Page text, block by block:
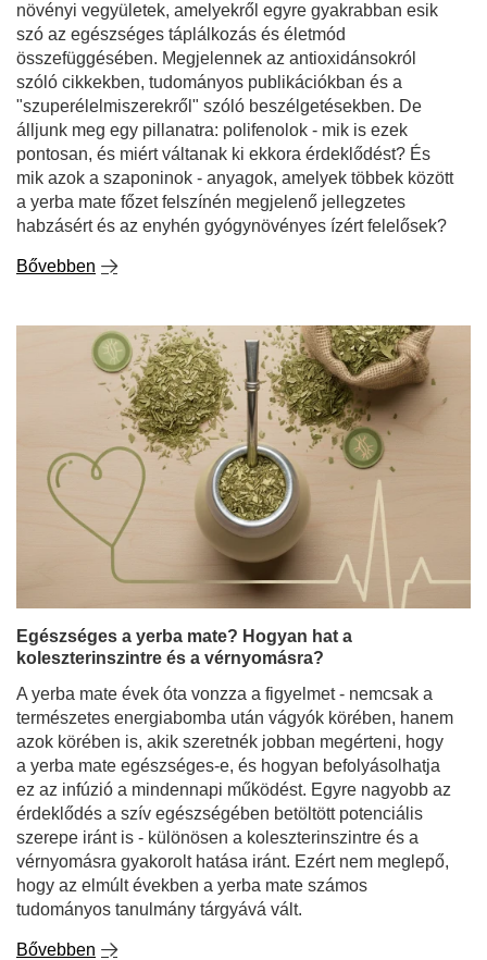
növényi vegyületek, amelyekről egyre gyakrabban esik
szó az egészséges táplálkozás és életmód
összefüggésében. Megjelennek az antioxidánsokról
szóló cikkekben, tudományos publikációkban és a
"szuperélelmiszerekről" szóló beszélgetésekben. De
álljunk meg egy pillanatra: polifenolok - mik is ezek
pontosan, és miért váltanak ki ekkora érdeklődést? És
mik azok a szaponinok - anyagok, amelyek többek között
a yerba mate főzet felszínén megjelenő jellegzetes
habzásért és az enyhén gyógynövényes ízért felelősek?
Bővebben
Egészséges a yerba mate? Hogyan hat a
koleszterinszintre és a vérnyomásra?
A yerba mate évek óta vonzza a figyelmet - nemcsak a
természetes energiabomba után vágyók körében, hanem
azok körében is, akik szeretnék jobban megérteni, hogy
a yerba mate egészséges-e, és hogyan befolyásolhatja
ez az infúzió a mindennapi működést. Egyre nagyobb az
érdeklődés a szív egészségében betöltött potenciális
szerepe iránt is - különösen a koleszterinszintre és a
vérnyomásra gyakorolt hatása iránt. Ezért nem meglepő,
hogy az elmúlt években a yerba mate számos
tudományos tanulmány tárgyává vált.
Bővebben